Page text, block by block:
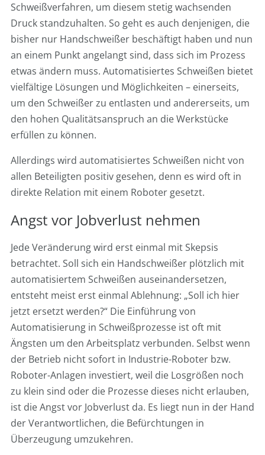
Schweißverfahren, um diesem stetig wachsenden
Druck standzuhalten. So geht es auch denjenigen, die
bisher nur Handschweißer beschäftigt haben und nun
an einem Punkt angelangt sind, dass sich im Prozess
etwas ändern muss. Automatisiertes Schweißen bietet
vielfältige Lösungen und Möglichkeiten – einerseits,
um den Schweißer zu entlasten und andererseits, um
den hohen Qualitätsanspruch an die Werkstücke
erfüllen zu können.
Allerdings wird automatisiertes Schweißen nicht von
allen Beteiligten positiv gesehen, denn es wird oft in
direkte Relation mit einem Roboter gesetzt.
Angst vor Jobverlust nehmen
Jede Veränderung wird erst einmal mit Skepsis
betrachtet. Soll sich ein Handschweißer plötzlich mit
automatisiertem Schweißen auseinandersetzen,
entsteht meist erst einmal Ablehnung: „Soll ich hier
jetzt ersetzt werden?“ Die Einführung von
Automatisierung in Schweißprozesse ist oft mit
Ängsten um den Arbeitsplatz verbunden. Selbst wenn
der Betrieb nicht sofort in Industrie-Roboter bzw.
Roboter-Anlagen investiert, weil die Losgrößen noch
zu klein sind oder die Prozesse dieses nicht erlauben,
ist die Angst vor Jobverlust da. Es liegt nun in der Hand
der Verantwortlichen, die Befürchtungen in
Überzeugung umzukehren.